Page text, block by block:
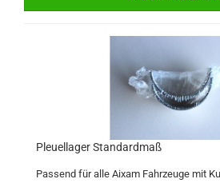
Pleuellager Standardmaß
Passend für alle Aixam Fahrzeuge mit